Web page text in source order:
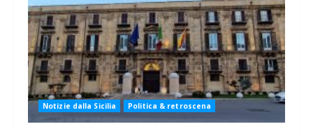
Notizie dalla Sicilia Politica & retroscena